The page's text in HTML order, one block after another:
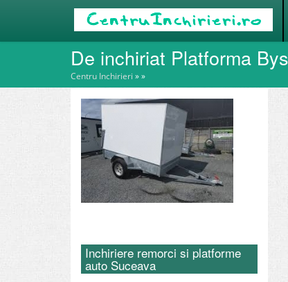
De inchiriat Platforma
Centru Inchirieri »»
Inchiriere remorci si platforme
auto Suceava